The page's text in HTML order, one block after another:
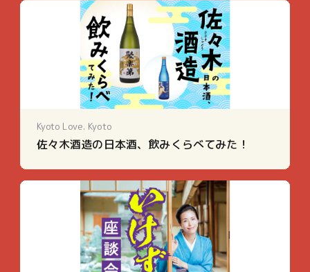
Kyoto Love. Kyoto
佐々木酒造の日本酒、飲みくらべてみた！